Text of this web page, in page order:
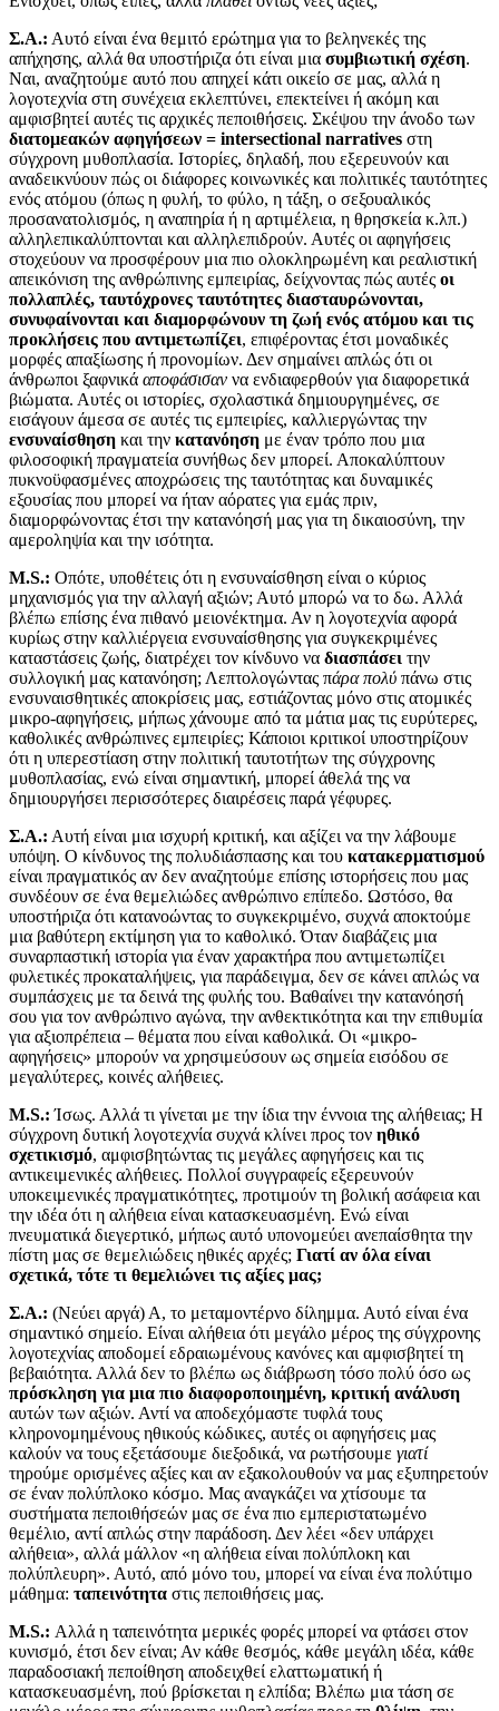
Σ.Α.: Αυτό είναι ένα θεμιτό ερώτημα για το βεληνεκές της
απήχησης, αλλά θα υποστήριζα ότι είναι μια συμβιωτική σχέση.
Ναι, αναζητούμε αυτό που απηχεί κάτι οικείο σε μας, αλλά η
λογοτεχνία στη συνέχεια εκλεπτύνει, επεκτείνει ή ακόμη και
αμφισβητεί αυτές τις αρχικές πεποιθήσεις. Σκέψου την άνοδο των
διατομεακών αφηγήσεων = intersectional narratives στη
σύγχρονη μυθοπλασία. Ιστορίες, δηλαδή, που εξερευνούν και
αναδεικνύουν πώς οι διάφορες κοινωνικές και πολιτικές ταυτότητες
ενός ατόμου (όπως η φυλή, το φύλο, η τάξη, ο σεξουαλικός
προσανατολισμός, η αναπηρία ή η αρτιμέλεια, η θρησκεία κ.λπ.)
αλληλεπικαλύπτονται και αλληλεπιδρούν. Αυτές οι αφηγήσεις
στοχεύουν να προσφέρουν μια πιο ολοκληρωμένη και ρεαλιστική
απεικόνιση της ανθρώπινης εμπειρίας, δείχνοντας πώς αυτές οι
πολλαπλές, ταυτόχρονες ταυτότητες διασταυρώνονται,
συνυφαίνονται και διαμορφώνουν τη ζωή ενός ατόμου και τις
προκλήσεις που αντιμετωπίζει, επιφέροντας έτσι μοναδικές
μορφές απαξίωσης ή προνομίων. Δεν σημαίνει απλώς ότι οι
άνθρωποι ξαφνικά αποφάσισαν να ενδιαφερθούν για διαφορετικά
βιώματα. Αυτές οι ιστορίες, σχολαστικά δημιουργημένες, σε
εισάγουν άμεσα σε αυτές τις εμπειρίες, καλλιεργώντας την
ενσυναίσθηση και την κατανόηση με έναν τρόπο που μια
φιλοσοφική πραγματεία συνήθως δεν μπορεί. Αποκαλύπτουν
πυκνοϋφασμένες αποχρώσεις της ταυτότητας και δυναμικές
εξουσίας που μπορεί να ήταν αόρατες για εμάς πριν,
διαμορφώνοντας έτσι την κατανόησή μας για τη δικαιοσύνη, την
αμεροληψία και την ισότητα.
M.S.: Οπότε, υποθέτεις ότι η ενσυναίσθηση είναι ο κύριος
μηχανισμός για την αλλαγή αξιών; Αυτό μπορώ να το δω. Αλλά
βλέπω επίσης ένα πιθανό μειονέκτημα. Αν η λογοτεχνία αφορά
κυρίως στην καλλιέργεια ενσυναίσθησης για συγκεκριμένες
καταστάσεις ζωής, διατρέχει τον κίνδυνο να διασπάσει την
συλλογική μας κατανόηση; Λεπτολογώντας πάρα πολύ πάνω στις
ενσυναισθητικές αποκρίσεις μας, εστιάζοντας μόνο στις ατομικές
μικρο-αφηγήσεις, μήπως χάνουμε από τα μάτια μας τις ευρύτερες,
καθολικές ανθρώπινες εμπειρίες; Κάποιοι κριτικοί υποστηρίζουν
ότι η υπερεστίαση στην πολιτική ταυτοτήτων της σύγχρονης
μυθοπλασίας, ενώ είναι σημαντική, μπορεί άθελά της να
δημιουργήσει περισσότερες διαιρέσεις παρά γέφυρες.
Σ.Α.: Αυτή είναι μια ισχυρή κριτική, και αξίζει να την λάβουμε
υπόψη. Ο κίνδυνος της πολυδιάσπασης και του κατακερματισμού
είναι πραγματικός αν δεν αναζητούμε επίσης ιστορήσεις που μας
συνδέουν σε ένα θεμελιώδες ανθρώπινο επίπεδο. Ωστόσο, θα
υποστήριζα ότι κατανοώντας το συγκεκριμένο, συχνά αποκτούμε
μια βαθύτερη εκτίμηση για το καθολικό. Όταν διαβάζεις μια
συναρπαστική ιστορία για έναν χαρακτήρα που αντιμετωπίζει
φυλετικές προκαταλήψεις, για παράδειγμα, δεν σε κάνει απλώς να
συμπάσχεις με τα δεινά της φυλής του. Βαθαίνει την κατανόησή
σου για τον ανθρώπινο αγώνα, την ανθεκτικότητα και την επιθυμία
για αξιοπρέπεια – θέματα που είναι καθολικά. Οι «μικρο-
αφηγήσεις» μπορούν να χρησιμεύσουν ως σημεία εισόδου σε
μεγαλύτερες, κοινές αλήθειες.
M.S.: Ίσως. Αλλά τι γίνεται με την ίδια την έννοια της αλήθειας; Η
σύγχρονη δυτική λογοτεχνία συχνά κλίνει προς τον ηθικό
σχετικισμό, αμφισβητώντας τις μεγάλες αφηγήσεις και τις
αντικειμενικές αλήθειες. Πολλοί συγγραφείς εξερευνούν
υποκειμενικές πραγματικότητες, προτιμούν τη βολική ασάφεια και
την ιδέα ότι η αλήθεια είναι κατασκευασμένη. Ενώ είναι
πνευματικά διεγερτικό, μήπως αυτό υπονομεύει ανεπαίσθητα την
πίστη μας σε θεμελιώδεις ηθικές αρχές; Γιατί αν όλα είναι
σχετικά, τότε τι θεμελιώνει τις αξίες μας;
Σ.Α.: (Νεύει αργά) Α, το μεταμοντέρνο δίλημμα. Αυτό είναι ένα
σημαντικό σημείο. Είναι αλήθεια ότι μεγάλο μέρος της σύγχρονης
λογοτεχνίας αποδομεί εδραιωμένους κανόνες και αμφισβητεί τη
βεβαιότητα. Αλλά δεν το βλέπω ως διάβρωση τόσο πολύ όσο ως
πρόσκληση για μια πιο διαφοροποιημένη, κριτική ανάλυση
αυτών των αξιών. Αντί να αποδεχόμαστε τυφλά τους
κληρονομημένους ηθικούς κώδικες, αυτές οι αφηγήσεις μας
καλούν να τους εξετάσουμε διεξοδικά, να ρωτήσουμε γιατί
τηρούμε ορισμένες αξίες και αν εξακολουθούν να μας εξυπηρετούν
σε έναν πολύπλοκο κόσμο. Μας αναγκάζει να χτίσουμε τα
συστήματα πεποιθήσεών μας σε ένα πιο εμπεριστατωμένο
θεμέλιο, αντί απλώς στην παράδοση. Δεν λέει «δεν υπάρχει
αλήθεια», αλλά μάλλον «η αλήθεια είναι πολύπλοκη και
πολύπλευρη». Αυτό, από μόνο του, μπορεί να είναι ένα πολύτιμο
μάθημα: ταπεινότητα στις πεποιθήσεις μας.
M.S.: Αλλά η ταπεινότητα μερικές φορές μπορεί να φτάσει στον
κυνισμό, έτσι δεν είναι; Αν κάθε θεσμός, κάθε μεγάλη ιδέα, κάθε
παραδοσιακή πεποίθηση αποδειχθεί ελαττωματική ή
κατασκευασμένη, πού βρίσκεται η ελπίδα; Βλέπω μια τάση σε